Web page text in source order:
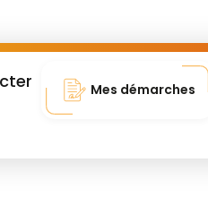
Mes démarches